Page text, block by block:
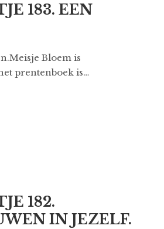
183. EEN
Bloem is
prentenboek is…
182.
IN JEZELF.